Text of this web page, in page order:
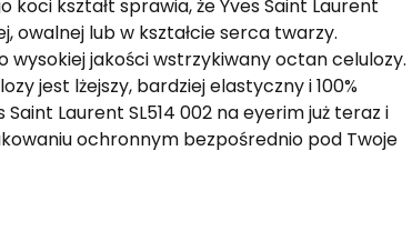
kształt sprawia, że Yves Saint Laurent
owalnej lub w kształcie serca twarzy.
wysokiej jakości wstrzykiwany octan celulozy.
jest lżejszy, bardziej elastyczny i 100%
Laurent SL514 002 na eyerim już teraz i
ochronnym bezpośrednio pod Twoje